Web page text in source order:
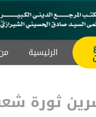
الرئيسیة
ثورة